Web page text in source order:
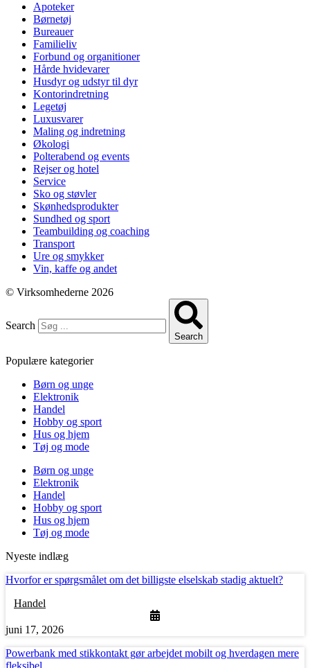
Apoteker
Børnetøj
Bureauer
Familieliv
Forbund og organitioner
Hårde hvidevarer
Husdyr og udstyr til dyr
Kontorindretning
Legetøj
Luxusvarer
Maling og indretning
Økologi
Polterabend og events
Rejser og hotel
Service
Sko og støvler
Skønhedsprodukter
Sundhed og sport
Teambuilding og coaching
Transport
Ure og smykker
Vin, kaffe og andet
© Virksomhederne 2026
Search
Search
Populære kategorier
Børn og unge
Elektronik
Handel
Hobby og sport
Hus og hjem
Tøj og mode
Børn og unge
Elektronik
Handel
Hobby og sport
Hus og hjem
Tøj og mode
Nyeste indlæg
Hvorfor er spørgsmålet om det billigste elselskab stadig aktuelt?
Handel
juni 17, 2026
Powerbank med stikkontakt gør arbejdet mobilt og hverdagen mere